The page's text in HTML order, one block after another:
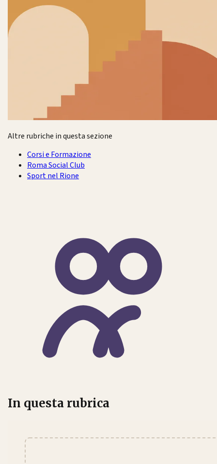
Altre rubriche in questa sezione
Corsi e Formazione
Roma Social Club
Sport nel Rione
In questa rubrica